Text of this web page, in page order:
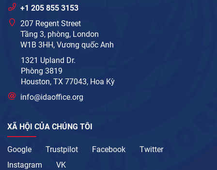
+1 205 855 3153
207 Regent Street
Tầng 3, phòng, London
W1B 3HH, Vương quốc Anh
1321 Upland Dr.
Phòng 3819
Houston, TX 77043, Hoa Kỳ
info@idaoffice.org
XÃ HỘI CỦA CHÚNG TÔI
Google Trustpilot Facebook
Twitter
Instagram
VK